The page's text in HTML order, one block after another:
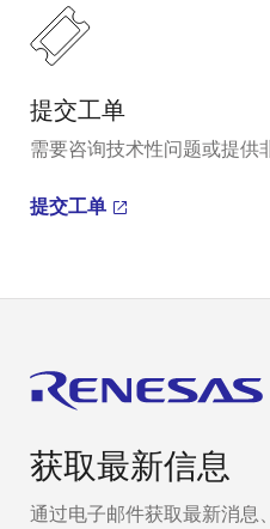
提交工单
需要咨询技术性问题或提供
提交工单
获取最新信息
通过电子邮件获取最新消息